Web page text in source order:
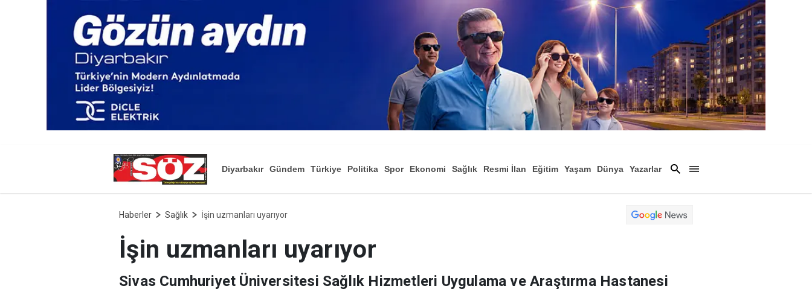
Diyarbakır Gündem Türkiye Politika Spor Ekonomi Sağlık Resmi İlan Eğitim Yaşam
Dünya
Yazarlar
Haberler Sağlık İşin uzmanları uyarıyor
İşin uzmanları uyarıyor
Sivas Cumhuriyet Üniversitesi Sağlık Hizmetleri Uygulama ve Araştırma Hastanesi